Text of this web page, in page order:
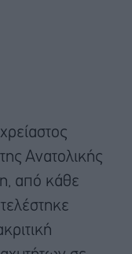
Ανατολικής
από κάθε